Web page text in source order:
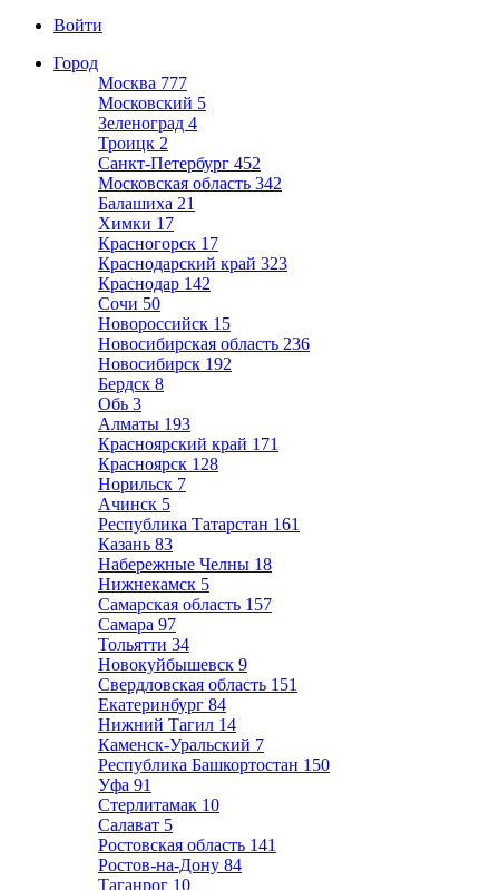
Войти
Город
Москва 777
Московский 5
Зеленоград 4
Троицк 2
Санкт-Петербург 452
Московская область 342
Балашиха 21
Химки 17
Красногорск 17
Краснодарский край 323
Краснодар 142
Сочи 50
Новороссийск 15
Новосибирская область 236
Новосибирск 192
Бердск 8
Обь 3
Алматы 193
Красноярский край 171
Красноярск 128
Норильск 7
Ачинск 5
Республика Татарстан 161
Казань 83
Набережные Челны 18
Нижнекамск 5
Самарская область 157
Самара 97
Тольятти 34
Новокуйбышевск 9
Свердловская область 151
Екатеринбург 84
Нижний Тагил 14
Каменск-Уральский 7
Республика Башкортостан 150
Уфа 91
Стерлитамак 10
Салават 5
Ростовская область 141
Ростов-на-Дону 84
Таганрог 10